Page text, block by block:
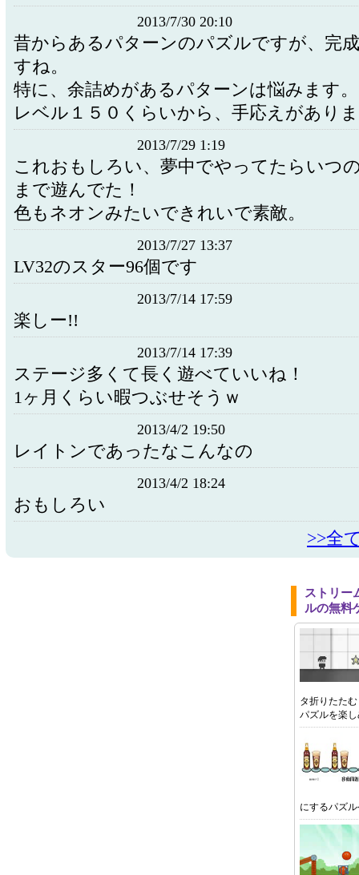
2013/7/30 20:10
昔からあるパターンのパズルですが、完
すね。
特に、余詰めがあるパターンは悩みます。
レベル１５０くらいから、手応えがあり
2013/7/29 1:19
これおもしろい、夢中でやってたらいつ
まで遊んでた！
色もネオンみたいできれいで素敵。
2013/7/27 13:37
LV32のスター96個です
2013/7/14 17:59
楽しー!!
2013/7/14 17:39
ステージ多くて長く遊べていいね！
1ヶ月くらい暇つぶせそうｗ
2013/4/2 19:50
レイトンであったなこんなの
2013/4/2 18:24
おもしろい
>>全
ストリー
ルの無料
タ折りたた
パズルを楽
にするパズ